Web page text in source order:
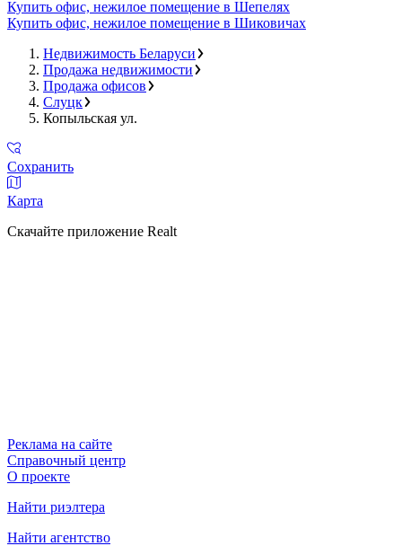
Купить офис, нежилое помещение в Шепелях
Купить офис, нежилое помещение в Шиковичах
Недвижимость Беларуси
Продажа недвижимости
Продажа офисов
Слуцк
Копыльская ул.
Сохранить
Карта
Скачайте приложение Realt
Реклама на сайте
Справочный центр
О проекте
Найти риэлтера
Найти агентство